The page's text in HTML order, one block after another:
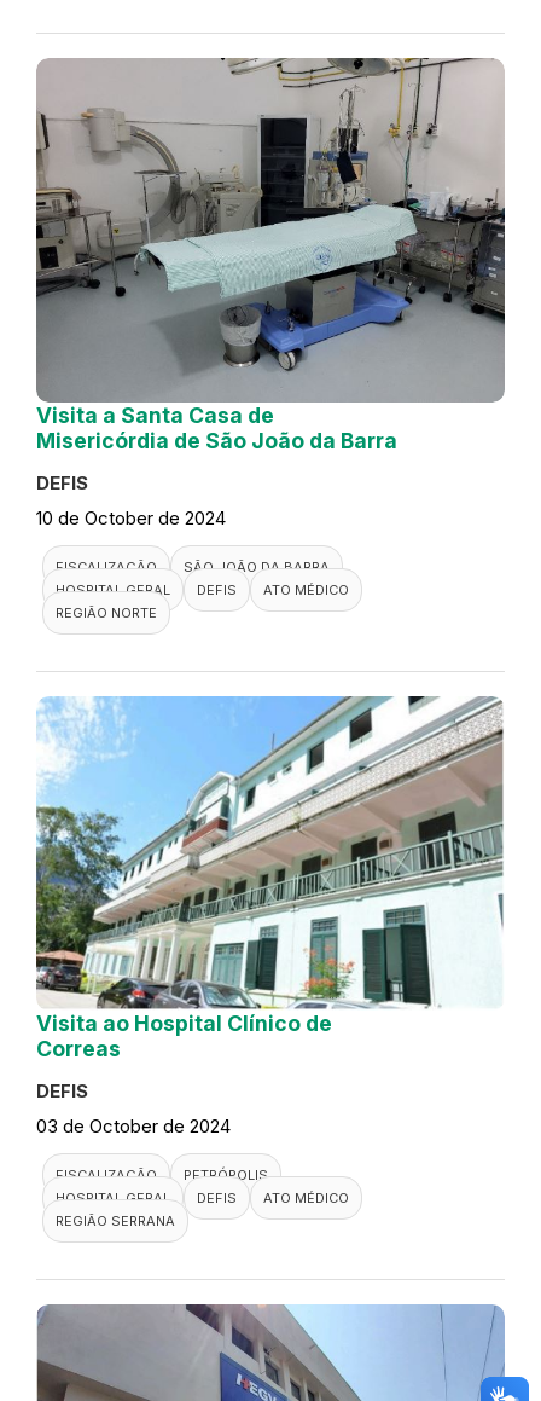
Visita a Santa Casa de
Misericórdia de São João da Barra
DEFIS
10 de October de 2024
FISCALIZAÇÃO
SÃO JOÃO DA BARRA
HOSPITAL GERAL
DEFIS
ATO MÉDICO
REGIÃO NORTE
Visita ao Hospital Clínico de
Correas
DEFIS
03 de October de 2024
FISCALIZAÇÃO
PETRÓPOLIS
HOSPITAL GERAL
DEFIS
ATO MÉDICO
REGIÃO SERRANA